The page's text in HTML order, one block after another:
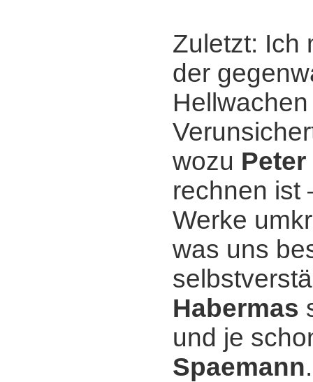
Zuletzt: Ich
der
wozu
rechnen ist
Werke
was uns
Habermas
und je
Spaemann.